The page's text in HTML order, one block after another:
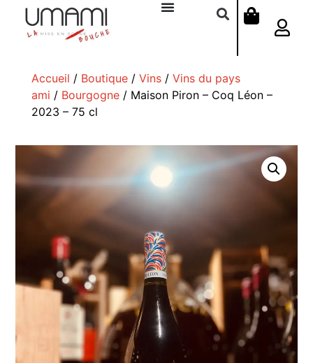
Accueil / Boutique/ Vins/ Vins du pays
ami / Bourgogne/ Maison Piron – Coq Léon –
2023 – 75 cl